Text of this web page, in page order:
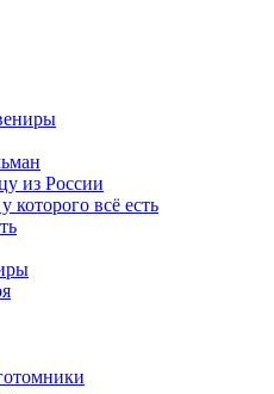
из России
которого всё есть